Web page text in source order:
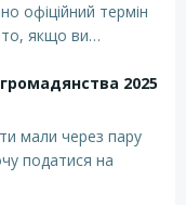
офіційний термін
якщо ви…
2025
мали через пару
податися на